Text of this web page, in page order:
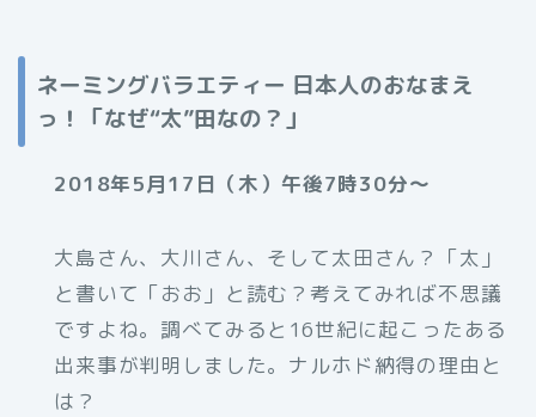
ネーミングバラエティー 日本人のおなまえ
っ！「なぜ“太”田なの？」
2018年5月17日（木）午後7時30分～
大島さん、大川さん、そして太田さん？「太」
と書いて「おお」と読む？考えてみれば不思議
ですよね。調べてみると16世紀に起こったある
出来事が判明しました。ナルホド納得の理由と
は？